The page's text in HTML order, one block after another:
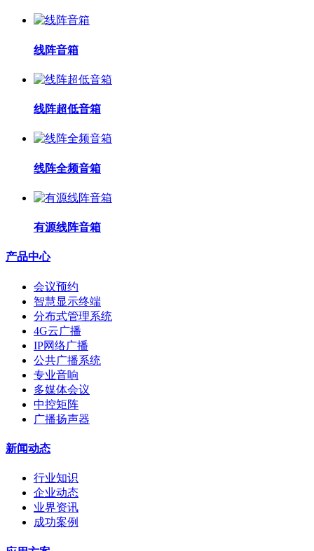
线阵音箱
线阵超低音箱
线阵全频音箱
有源线阵音箱
产品中心
会议预约
智慧显示终端
分布式管理系统
4G云广播
IP网络广播
公共广播系统
专业音响
多媒体会议
中控矩阵
广播扬声器
新闻动态
行业知识
企业动态
业界资讯
成功案例